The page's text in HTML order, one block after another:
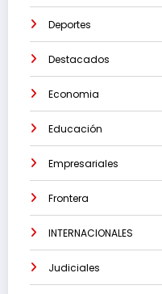
Deportes
Destacados
Economia
Educación
Empresariales
Frontera
INTERNACIONALES
Judiciales